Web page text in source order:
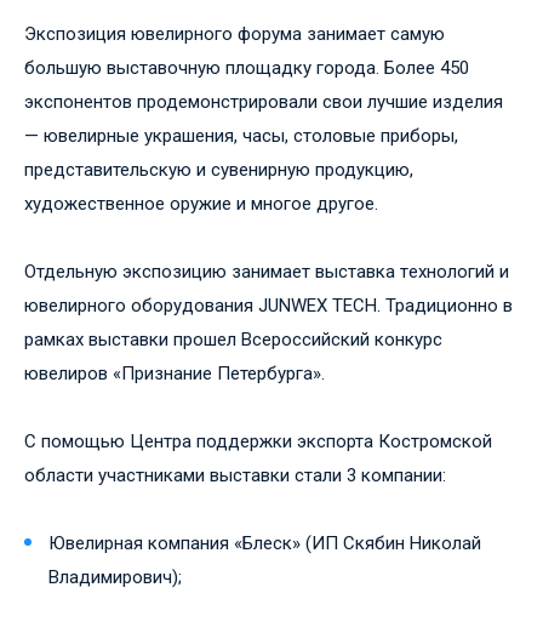
Экспозиция ювелирного форума занимает самую
большую выставочную площадку города. Более 450
экспонентов продемонстрировали свои лучшие изделия
— ювелирные украшения, часы, столовые приборы,
представительскую и сувенирную продукцию,
художественное оружие и многое другое.
Отдельную экспозицию занимает выставка тexнологий и
ювелирного оборудования JUNWEX TECH. Традиционно в
рамках выставки прошел Всероссийский конкурс
ювелиров «Признание Петербурга».
С помощью Центра поддержки экспорта Костромской
области участниками выставки стали 3 компании:
Ювелирная компания «Блеск» (ИП Скябин Николай
Владимирович);